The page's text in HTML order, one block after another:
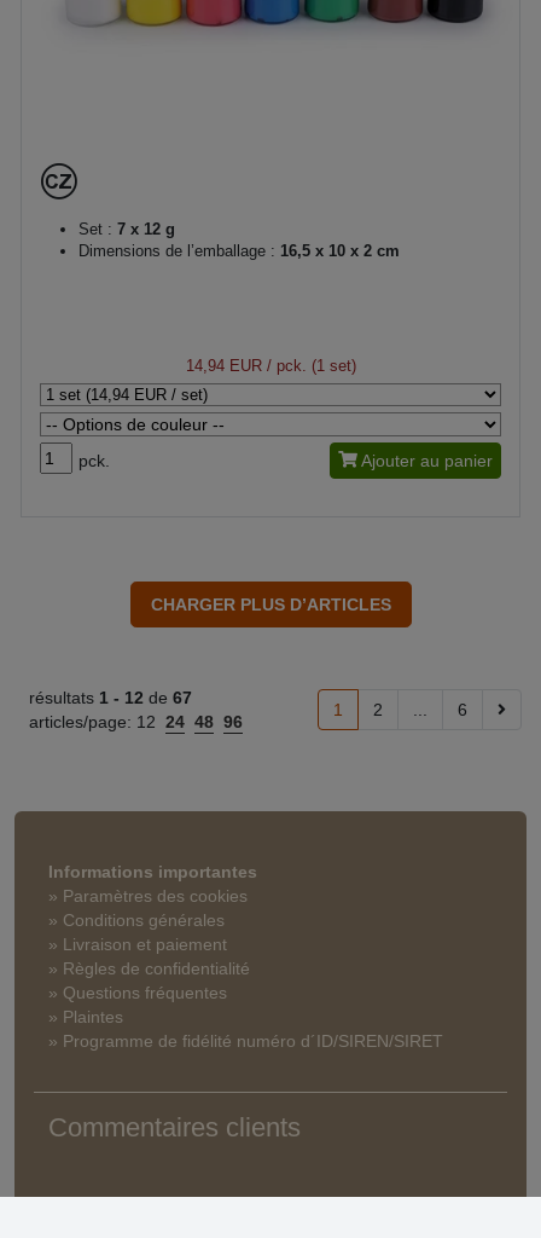
Set : 7 x 12 g
Dimensions de l’emballage : 16,5 x 10 x 2 cm
14,94 EUR/ pck. (1 set)
pck. Ajouter au panier
résultats 1 - 12 de 67
articles/page: 12 24 48 96
1 2 6
Informations importantes
» Paramètres des cookies
» Conditions générales
» Livraison et paiement
» Règles de confidentialité
» Questions fréquentes
» Plaintes
» Programme de fidélité numéro d´ID/SIREN/SIRET
Commentaires clients